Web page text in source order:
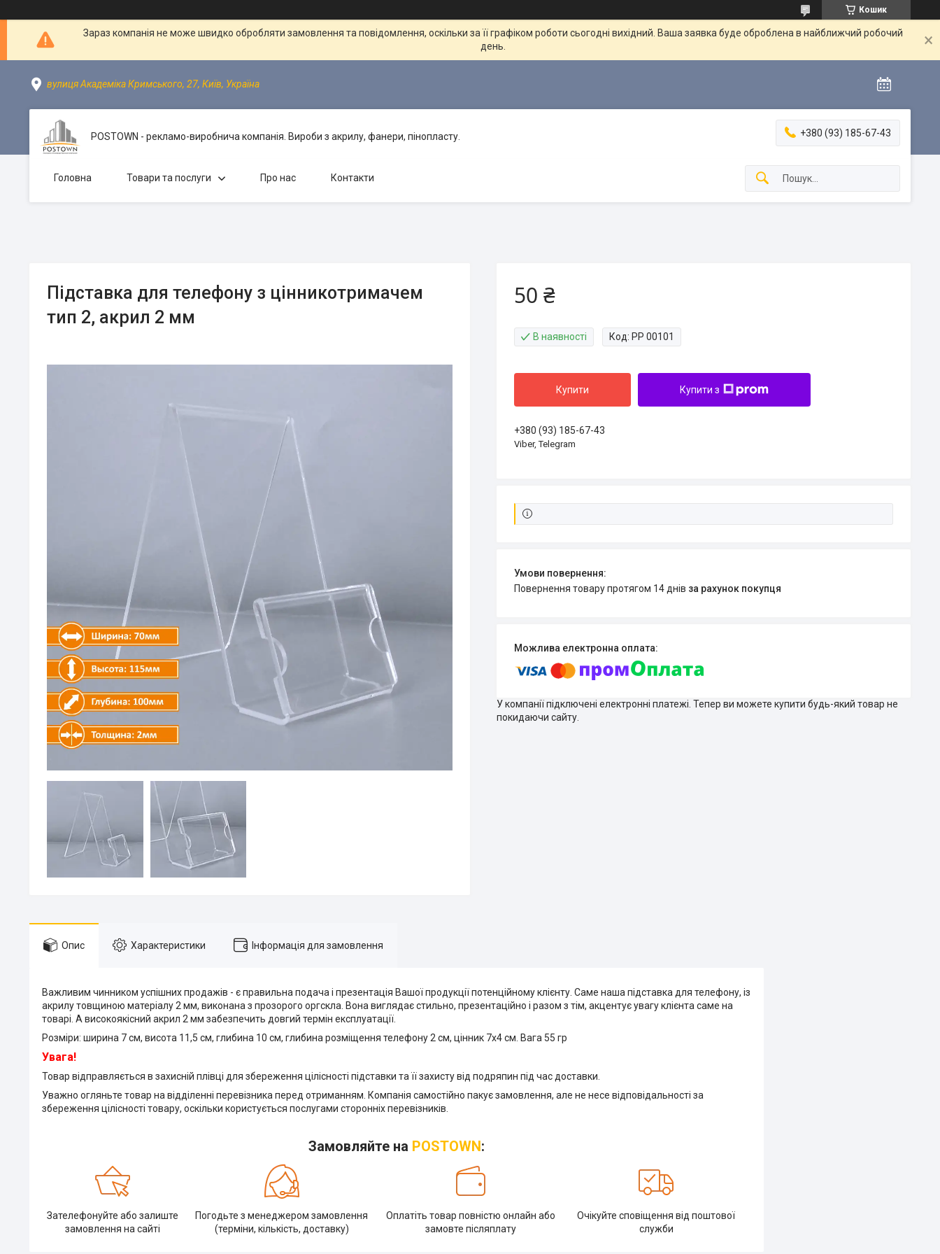
Кошик
Зараз компанія не може швидко обробляти замовлення та повідомлення, оскільки за її графіком роботи сьогодні вихідний. Ваша заявка буде оброблена в найближчий робочий
день.
вулиця Академіка Кримського, 27, Київ, Україна
POSTOWN - рекламо-виробнича компанія. Вироби з акрилу, фанери, пінопласту. +380 (93) 185-67-43
Головна Товари та послуги Про нас Контакти
Підставка для телефону з цінникотримачем
тип 2, акрил 2 мм
50 ₴
В наявності Код: PP 00101
Купити Купити з
+380 (93) 185-67-43
Viber, Telegram
повернення товару протягом 14 днів за рахунок покупця
У компанії підключені електронні платежі. Тепер ви можете купити будь-який товар не
покидаючи сайту.
Опис Характеристики Інформація для замовлення
Важливим чинником успішних продажів - є правильна подача і презентація Вашої продукції потенційному клієнту. Саме наша підставка для телефону, із
акрилу товщиною матеріалу 2 мм, виконана з прозорого оргскла. Вона виглядає стильно, презентаційно і разом з тім, акцентує увагу клієнта саме на
товарі. А високоякісний акрил 2 мм забезпечить довгий термін експлуатації.
Розміри: ширина 7 см, висота 11,5 см, глибина 10 см, глибина розміщення телефону 2 см, цінник 7х4 см. Вага 55 гр
Увага!
Товар відправляється в захисній плівці для збереження цілісності підставки та її захисту від подряпин під час доставки.
Уважно огляньте товар на відділенні перевізника перед отриманням. Компанія самостійно пакує замовлення, але не несе відповідальності за
збереження цілісності товару, оскільки користується послугами сторонніх перевізників.
Замовляйте на POSTOWN:
Зателефонуйте або залиште
замовлення на сайті
Погодьте з менеджером замовлення
(терміни, кількість, доставку)
Оплатіть товар повністю онлайн або
замовте післяплату
Очікуйте сповіщення від поштової
служби